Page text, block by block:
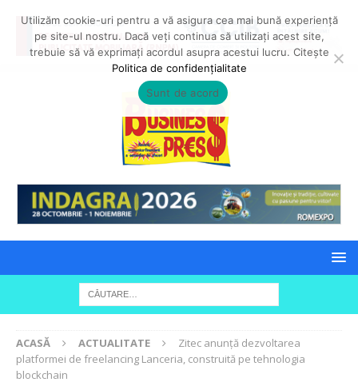
ACASĂ ACTUALITATE
Zitec anunță dezvoltarea
platformei de freelancing Lanceria, construită pe tehnologia
blockchain
Utilizăm cookie-uri pentru a vă asigura cea mai bună experiență
pe site-ul nostru. Dacă veți continua să utilizați acest site,
trebuie să vă exprimați acordul asupra acestui lucru. Citește
Politica de confidențialitate
Sunt de acord